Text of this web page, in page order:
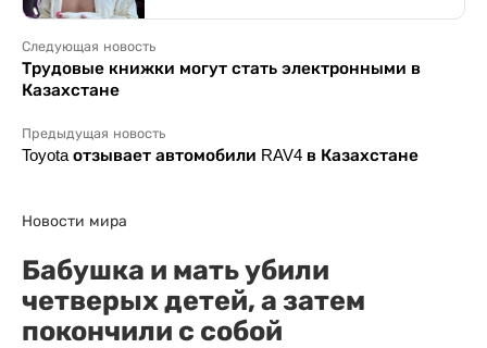
Следующая новость
Трудовые книжки могут стать электронными в
Казахстане
Предыдущая новость
Toyota отзывает автомобили RAV4 в Казахстане
Новости мира
Бабушка и мать убили
четверых детей, а затем
покончили с собой